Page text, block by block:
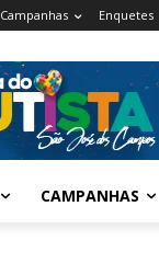
Campanhas Enquetes
CAMPANHAS